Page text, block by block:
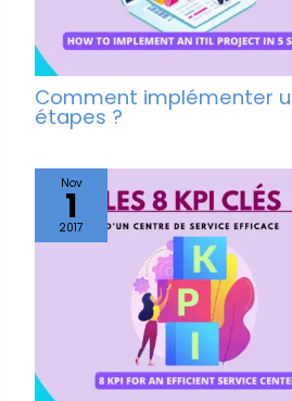
Comment implémenter
étapes ?
Nov
1
2017